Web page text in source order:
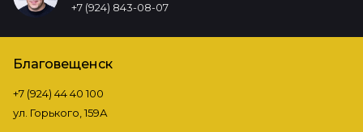
+7 (924) 843-08-07
Благовещенск
+7 (924) 44 40 100
ул. Горького, 159А